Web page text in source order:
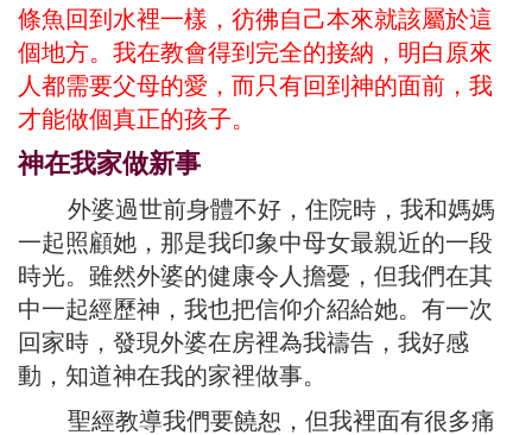
條魚回到水裡一樣，彷彿自己本來就該屬於這
個地方。我在教會得到完全的接納，明白原來
人都需要父母的愛，而只有回到神的面前，我
才能做個真正的孩子。
神在我家做新事
外婆過世前身體不好，住院時，我和媽媽
一起照顧她，那是我印象中母女最親近的一段
時光。雖然外婆的健康令人擔憂，但我們在其
中一起經歷神，我也把信仰介紹給她。有一次
回家時，發現外婆在房裡為我禱告，我好感
動，知道神在我的家裡做事。
聖經教導我們要饒恕，但我裡面有很多痛